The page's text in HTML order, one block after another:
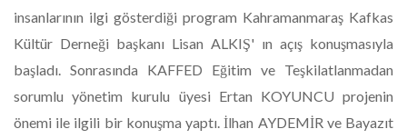
insanlarının ilgi gösterdiği program Kahramanmaraş Kafkas
Kültür Derneği başkanı Lisan ALKIŞ' ın açış konuşmasıyla
başladı. Sonrasında KAFFED Eğitim ve Teşkilatlanmadan
sorumlu yönetim kurulu üyesi Ertan KOYUNCU projenin
önemi ile ilgili bir konuşma yaptı. İlhan AYDEMİR ve Bayazıt